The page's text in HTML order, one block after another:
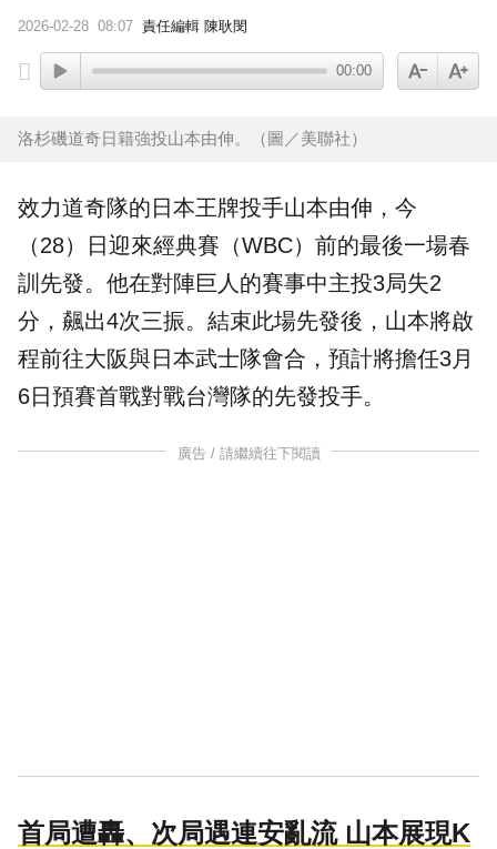
2026-02-28 08:07 責任編輯 陳耿閔
00:00
洛杉磯道奇日籍強投山本由伸。（圖／美聯社）
效力道奇隊的日本王牌投手山本由伸 ，今
（28）日迎來經典賽（WBC）前的最後一場春
訓先發。他在對陣巨人的賽事中主投3局失2
分，飆出4次三振。結束此場先發後，山本將啟
程前往大阪與日本武士隊會合，預計將擔任3月
6日預賽首戰對戰台灣隊的先發投手。
廣告 / 請繼續往下閱讀
首局遭轟、次局遇連安亂流 山本展現K